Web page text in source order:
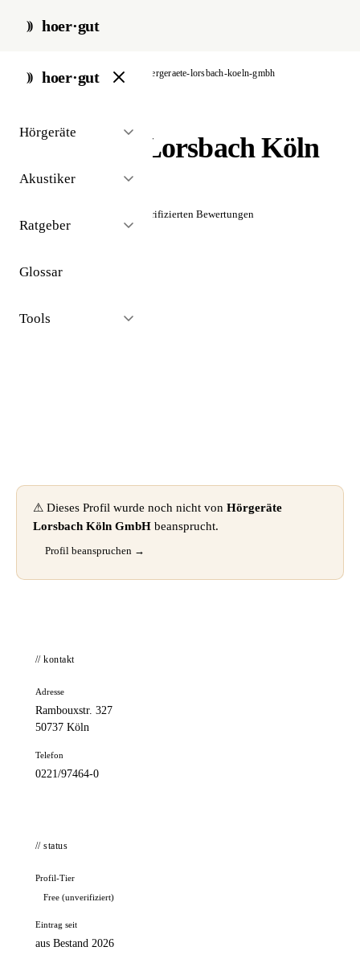
hoer·gut
hoer·gut
Hörgeräte
Akustiker
Ratgeber
Glossar
Tools
start / akustiker / köln hoergeraete-lorsbach-koeln-gmbh
Hörgeräte Lorsbach Köln
GmbH
Noch keine verifizierten Bewertungen
⚠ Dieses Profil wurde noch nicht von Hörgeräte
Lorsbach Köln GmbH beansprucht.
Profil beanspruchen →
// kontakt
Adresse
Rambouxstr. 327
50737 Köln
Telefon
0221/97464-0
// status
Profil-Tier
Free (unverifiziert)
Eintrag seit
aus Bestand 2026